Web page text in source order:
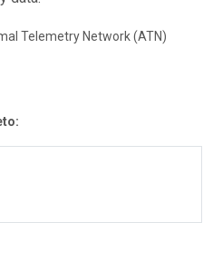
Telemetry Network (ATN)